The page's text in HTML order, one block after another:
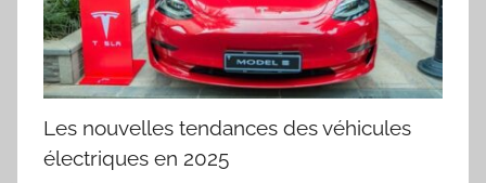
Les nouvelles tendances des véhicules
électriques en 2025